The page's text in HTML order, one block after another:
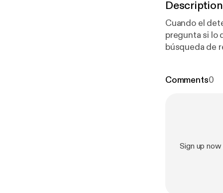
Description
Cuando el
pregunta si lo
búsqueda de
Comments0
Sign up